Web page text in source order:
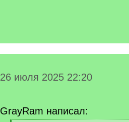
26 июля 2025 22:20
GrayRam написал: